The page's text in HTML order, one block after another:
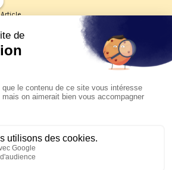
Article
Les reportages d'été 2026 de KTO
La visite pastorale du pape Léon
XIV à Assise à suivre sur KTO le
jeudi 6 août
Le pape en Uruguay, Argentine et
Pérou du 6 au 17 novembre 2026